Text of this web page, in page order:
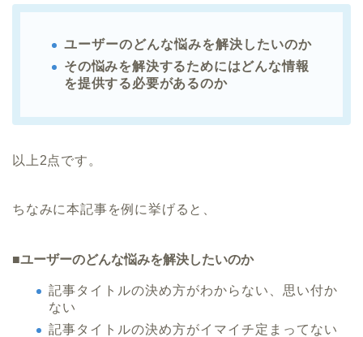
ユーザーのどんな悩みを解決したいのか
その悩みを解決するためにはどんな情報
を提供する必要があるのか
以上2点です。
ちなみに本記事を例に挙げると、
■ユーザーのどんな悩みを解決したいのか
記事タイトルの決め方がわからない、思い付か
ない
記事タイトルの決め方がイマイチ定まってない